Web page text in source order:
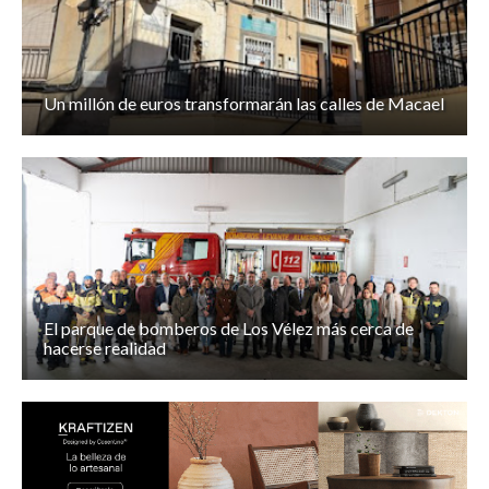
Un millón de euros transformarán las calles de Macael
El parque de bomberos de Los Vélez más cerca de
hacerse realidad